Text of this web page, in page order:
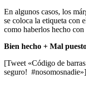
En algunos casos, los
se coloca la etiqueta con
como haberlos hecho con
Bien hecho + Mal
[Tweet «Código de
seguro! #nosomosnadie»]